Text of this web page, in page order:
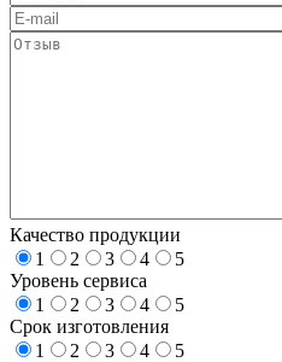
Качество продукции
1
2 3 4
5
Уровень сервиса
1
2 3 4
5
Срок изготовления
1
2 3 4
5